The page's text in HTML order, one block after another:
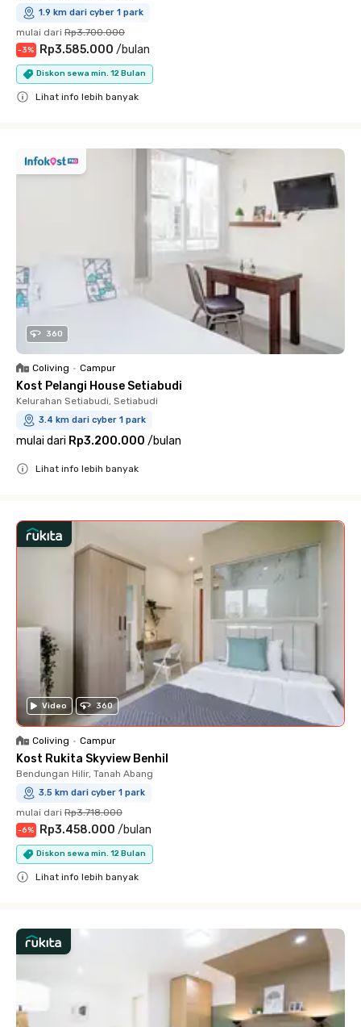
1.9 km dari cyber 1 park
mulai dari Rp3.700.000
-3% Rp3.585.000 /bulan
Diskon sewa min. 12 Bulan
Lihat info lebih banyak
360
Coliving • Campur
Kost Pelangi House Setiabudi
Kelurahan Setiabudi, Setiabudi
3.4 km dari cyber 1 park
mulai dari Rp3.200.000 /bulan
Lihat info lebih banyak
Video 360
Coliving • Campur
Kost Rukita Skyview Benhil
Bendungan Hilir, Tanah Abang
3.5 km dari cyber 1 park
mulai dari Rp3.718.000
-6% Rp3.458.000 /bulan
Diskon sewa min. 12 Bulan
Lihat info lebih banyak